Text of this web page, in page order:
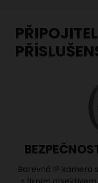
Barevná IP kamera